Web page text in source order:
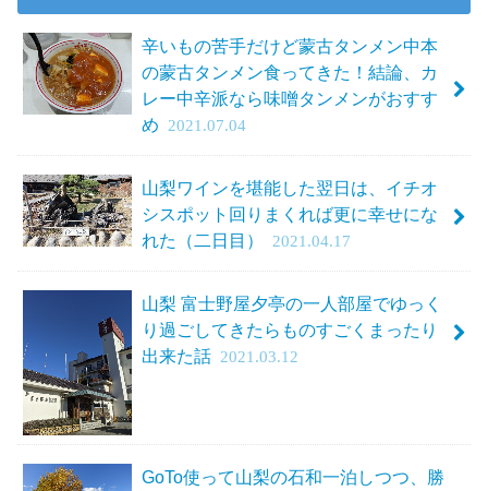
辛いもの苦手だけど蒙古タンメン中本
の蒙古タンメン食ってきた！結論、カ
レー中辛派なら味噌タンメンがおすす
め
2021.07.04
山梨ワインを堪能した翌日は、イチオ
シスポット回りまくれば更に幸せにな
れた（二日目）
2021.04.17
山梨 富士野屋夕亭の一人部屋でゆっく
り過ごしてきたらものすごくまったり
出来た話 2021.03.12
GoTo使って山梨の石和一泊しつつ、勝